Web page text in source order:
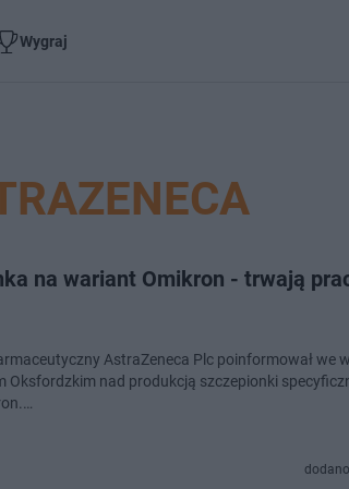
Wygraj
na wariant Omikron - trwają
AstraZeneca Plc poinformował we
Oksfordzkim nad produkcją szczepionki